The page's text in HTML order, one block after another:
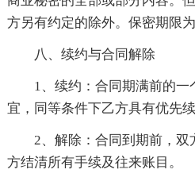
方另有约定的除外。保密期限为
八、续约与合同解除
1、续约：合同期满前的
宜，同等条件下乙方具有优先续
2、解除：合同到期前，双
方结清所有手续及往来账目。